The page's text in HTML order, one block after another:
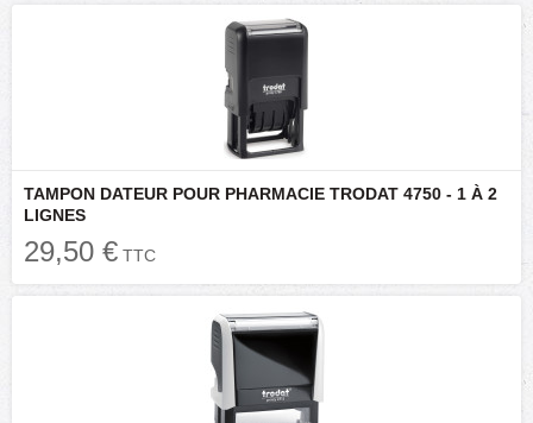
TAMPON DATEUR POUR PHARMACIE TRODAT 4750 - 1 À 2
LIGNES
29,50 € TTC